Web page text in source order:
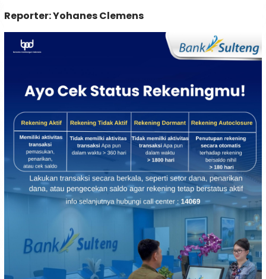
Reporter: Yohanes Clemens